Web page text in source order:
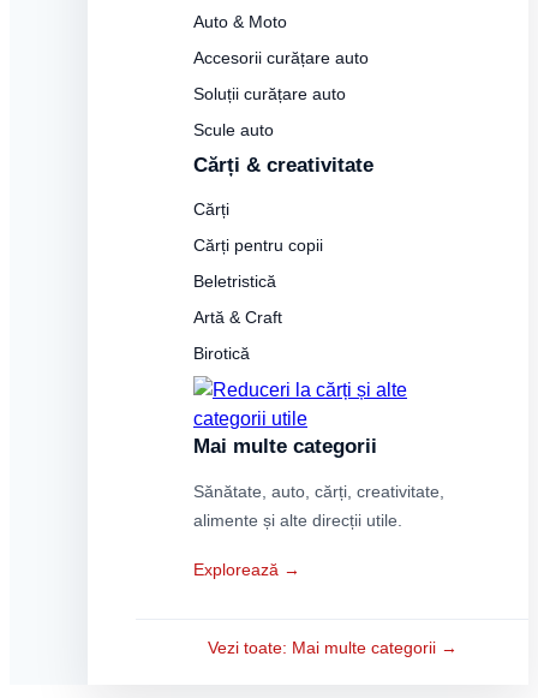
Auto & Moto
Accesorii curățare auto
Soluții curățare auto
Scule auto
Cărți & creativitate
Cărți
Cărți pentru copii
Beletristică
Artă & Craft
Birotică
Mai multe categorii
Sănătate, auto, cărți, creativitate,
alimente și alte direcții utile.
Explorează →
Vezi toate: Mai multe categorii →